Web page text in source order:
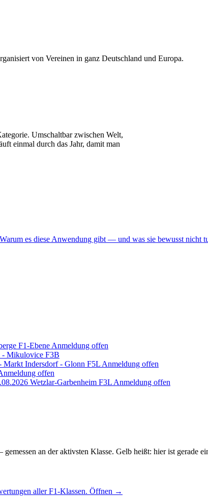
von Vereinen in ganz Deutschland und Europa.
Umschaltbar zwischen Welt,
einmal durch das Jahr, damit man
Warum es diese Anwendung gibt — und was sie bewusst nicht
F1-Ebene Anmeldung offen
- Mikulovice F3B
Markt Indersdorf - Glonn F5L Anmeldung offen
offen
Wetzlar-Garbenheim F3L Anmeldung offen
an der aktivsten Klasse. Gelb heißt: hier ist gerade
aller F1-Klassen. Öffnen →